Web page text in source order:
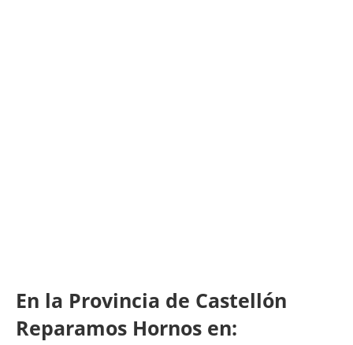
En la Provincia de Castellón
Reparamos Hornos en: